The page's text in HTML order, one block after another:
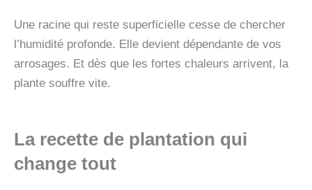
Une racine qui reste superficielle cesse de chercher
l’humidité profonde. Elle devient dépendante de vos
arrosages. Et dès que les fortes chaleurs arrivent, la
plante souffre vite.
La recette de plantation qui
change tout